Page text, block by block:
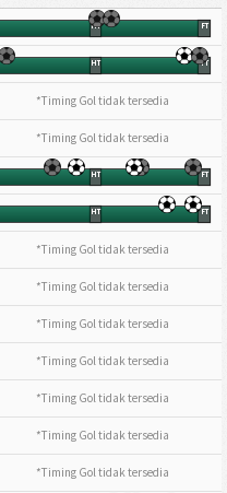
HT FT
HT FT
*Timing Gol tidak tersedia
*Timing Gol tidak tersedia
HT FT
HT FT
*Timing Gol tidak tersedia
*Timing Gol tidak tersedia
*Timing Gol tidak tersedia
*Timing Gol tidak tersedia
*Timing Gol tidak tersedia
*Timing Gol tidak tersedia
*Timing Gol tidak tersedia